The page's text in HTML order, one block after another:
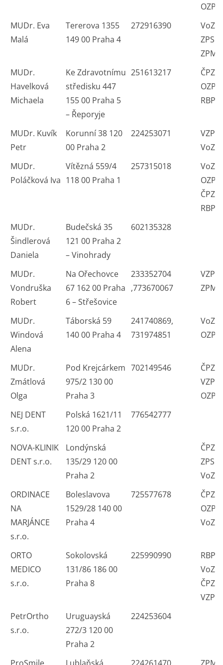
OZP
MUDr. Eva
Malá
Tererova 1355
149 00 Praha 4
272916390
VoZP
ZPS
MUDr.
Havelková
Michaela
Ke Zdravotnímu
středisku 447
155 00 Praha 5
– Řeporyje
251613217
OZP
RBP
MUDr. Kuvík
Petr
Korunní 38 120
00 Praha 2
224253071
VZP
VoZP
MUDr.
Poláčková Iva
Vítězná 559/4
118 00 Praha 1
257315018
VoZP
OZP
RBP
MUDr.
Šindlerová
Daniela
Budečská 35
121 00 Praha 2
– Vinohrady
602135328
MUDr.
Vondruška
Robert
Na Ořechovce
67 162 00 Praha
6 – Střešovice
233352704
,773670067
VZP
MUDr.
Windová
Alena
Táborská 59
140 00 Praha 4
241740869,
731974851
VoZP
OZP
MUDr.
Zmátlová
Olga
Pod Krejcárkem
975/2 130 00
Praha 3
702149546
ČPZP
VZP
OZP
NEJ DENT
s.r.o.
Polská 1621/11
120 00 Praha 2
776542777
NOVA-KLINIK
DENT s.r.o.
Londýnská
135/29 120 00
Praha 2
ČPZP
ZPS
VoZP
ORDINACE
NA
MARJÁNCE
s.r.o.
Boleslavova
1529/28 140 00
Praha 4
725577678
OZP
VoZP
ORTO
MEDICO
s.r.o.
Sokolovská
131/86 186 00
Praha 8
225990990
RBP
VoZP
ČPZP
VZP
PetrOrtho
s.r.o.
Uruguayská
272/3 120 00
Praha 2
224253604